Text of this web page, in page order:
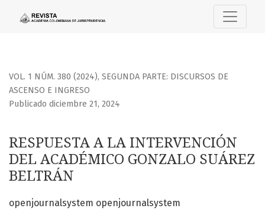
RESPUESTA A LA INTERVENCIÓN DEL ACADÉMICO
VOL. 1 NÚM. 380 (2024), SEGUNDA PARTE: DISCURSOS DE
ASCENSO E INGRESO
RESPUESTA A LA INTERVENCIÓN
DEL ACADÉMICO GONZALO SUÁREZ
BELTRÁN
Publicado diciembre 21, 2024
openjournalsystem openjournalsystem